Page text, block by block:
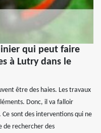
qui peut faire
à Lutry dans le
être des haies. Les travaux
Donc, il va falloir
sont des interventions qui ne
de rechercher des